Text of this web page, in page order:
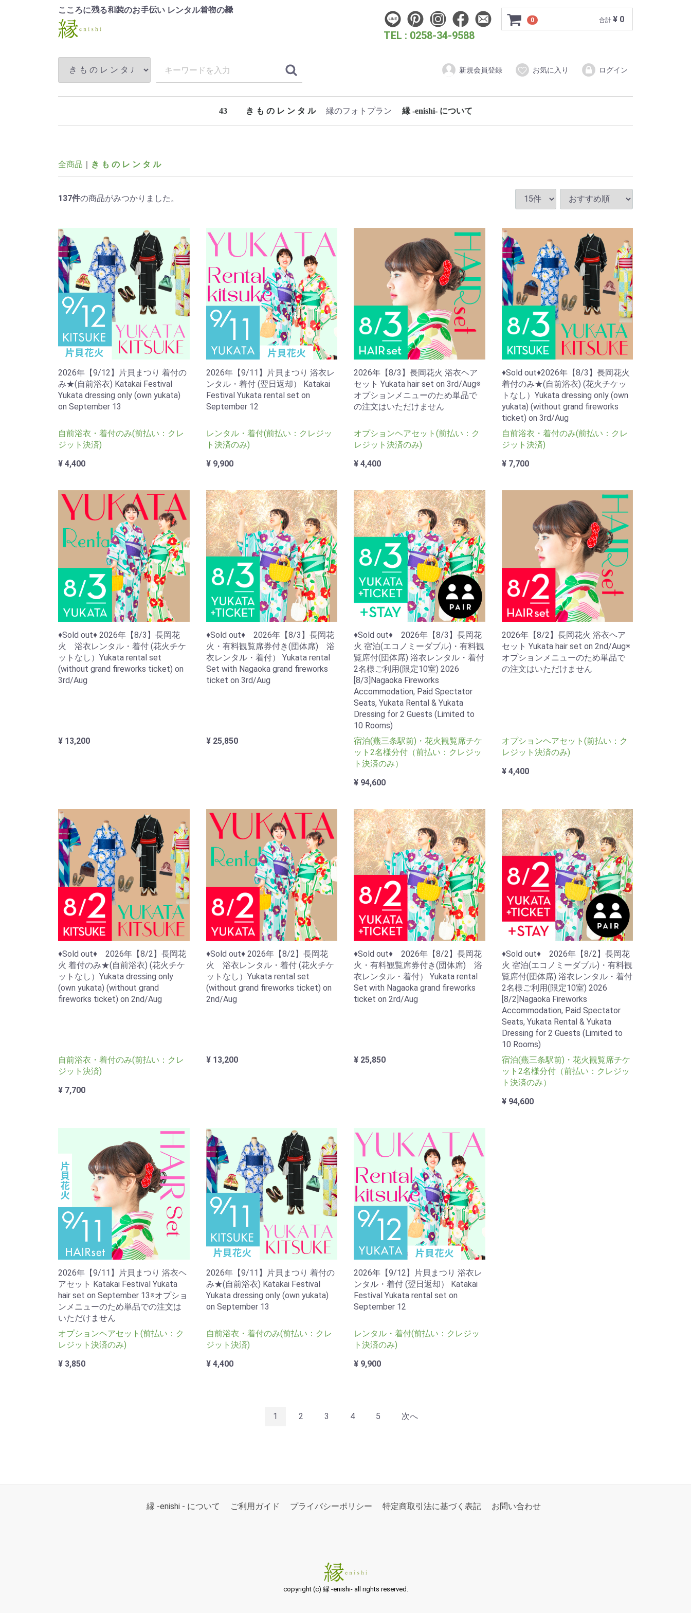
TEL : 0258-34-9588
こころに残る和装のお手伝い レンタル着物の縁
0 合計 ¥ 0
新規会員登録 お気に入り ログイン
43 き も の レ ン タ ル 縁のフォトプラン 縁 -enishi- について
全商品 き も の レ ン タ ル
137件の商品がみつかりました。
2026年【9/12】片貝まつり 着付の
み★(自前浴衣) Katakai Festival
Yukata dressing only (own yukata)
on September 13
自前浴衣・着付のみ(前払い：クレ
ジット決済)
¥ 4,400
2026年【9/11】片貝まつり 浴衣レ
ンタル・着付 (翌日返却） Katakai
Festival Yukata rental set on
September 12
レンタル・着付(前払い：クレジッ
ト決済のみ)
¥ 9,900
2026年【8/3】長岡花火 浴衣ヘア
セット Yukata hair set on 3rd/Aug※
オプションメニューのため単品で
の注文はいただけません
オプションヘアセット(前払い：ク
レジット決済のみ)
¥ 4,400
♦Sold out♦2026年【8/3】長岡花火
着付のみ★(自前浴衣) (花火チケッ
トなし）Yukata dressing only (own
yukata) (without grand fireworks
ticket) on 3rd/Aug
自前浴衣・着付のみ(前払い：クレ
ジット決済)
¥ 7,700
♦Sold out♦ 2026年【8/3】長岡花
火 浴衣レンタル・着付 (花火チケ
ットなし）Yukata rental set
(without grand fireworks ticket) on
3rd/Aug
¥ 13,200
♦Sold out♦ 2026年【8/3】長岡花
火・有料観覧席券付き(団体席) 浴
衣レンタル・着付） Yukata rental
Set with Nagaoka grand fireworks
ticket on 3rd/Aug
¥ 25,850
♦Sold out♦ 2026年【8/3】長岡花
火 宿泊(エコノミーダブル)・有料観
覧席付(団体席) 浴衣レンタル・着付
2名様ご利用(限定10室) 2026
[8/3]Nagaoka Fireworks
Accommodation, Paid Spectator
Seats, Yukata Rental & Yukata
Dressing for 2 Guests (Limited to
10 Rooms)
宿泊(燕三条駅前)・花火観覧席チケ
ット2名様分付（前払い：クレジッ
ト決済のみ）
¥ 94,600
2026年【8/2】長岡花火 浴衣ヘア
セット Yukata hair set on 2nd/Aug※
オプションメニューのため単品で
の注文はいただけません
オプションヘアセット(前払い：ク
レジット決済のみ)
¥ 4,400
♦Sold out♦ 2026年【8/2】長岡花
火 着付のみ★(自前浴衣) (花火チケ
ットなし）Yukata dressing only
(own yukata) (without grand
fireworks ticket) on 2nd/Aug
自前浴衣・着付のみ(前払い：クレ
ジット決済)
¥ 7,700
♦Sold out♦ 2026年【8/2】長岡花
火 浴衣レンタル・着付 (花火チケ
ットなし）Yukata rental set
(without grand fireworks ticket) on
2nd/Aug
¥ 13,200
♦Sold out♦ 2026年【8/2】長岡花
火・有料観覧席券付き(団体席) 浴
衣レンタル・着付） Yukata rental
Set with Nagaoka grand fireworks
ticket on 2rd/Aug
¥ 25,850
♦Sold out♦ 2026年【8/2】長岡花
火 宿泊(エコノミーダブル)・有料観
覧席付(団体席) 浴衣レンタル・着付
2名様ご利用(限定10室) 2026
[8/2]Nagaoka Fireworks
Accommodation, Paid Spectator
Seats, Yukata Rental & Yukata
Dressing for 2 Guests (Limited to
10 Rooms)
宿泊(燕三条駅前)・花火観覧席チケ
ット2名様分付（前払い：クレジッ
ト決済のみ）
¥ 94,600
2026年【9/11】片貝まつり 浴衣ヘ
アセット Katakai Festival Yukata
hair set on September 13※オプショ
ンメニューのため単品での注文は
いただけません
オプションヘアセット(前払い：ク
レジット決済のみ)
¥ 3,850
2026年【9/11】片貝まつり 着付の
み★(自前浴衣) Katakai Festival
Yukata dressing only (own yukata)
on September 13
自前浴衣・着付のみ(前払い：クレ
ジット決済)
¥ 4,400
2026年【9/12】片貝まつり 浴衣レ
ンタル・着付 (翌日返却） Katakai
Festival Yukata rental set on
September 12
レンタル・着付(前払い：クレジッ
ト決済のみ)
¥ 9,900
1 2 3 4 5 次へ
縁 -enishi - について ご利用ガイド プライバシーポリシー 特定商取引法に基づく表記 お問い合わせ
copyright (c) 縁 -enishi- all rights reserved.